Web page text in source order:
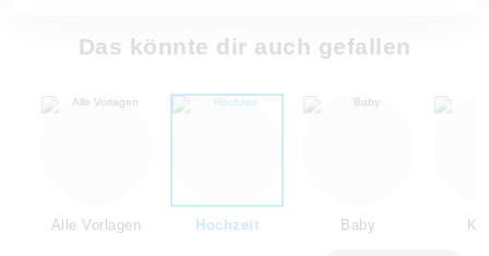
Das könnte dir auch gefallen
Alle Vorlagen Hochzeit Baby